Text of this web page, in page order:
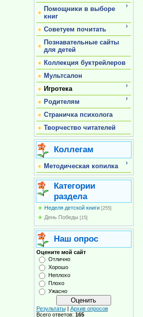
Помощники в выборе
книг
Советуем почитать
Познавательные сайты
для детей
Коллекция буктрейлеров
Мультсалон
Игротека
Родителям
Страничка психолога
Творчество читателей
Коллегам
Методическая копилка
Категории
раздела
Неделя детской книги [255]
День Победы [15]
Наш опрос
Оцените мой сайт
Отлично
Хорошо
Неплохо
Плохо
Ужасно
Результаты| Архив опросов
Всего ответов: 165